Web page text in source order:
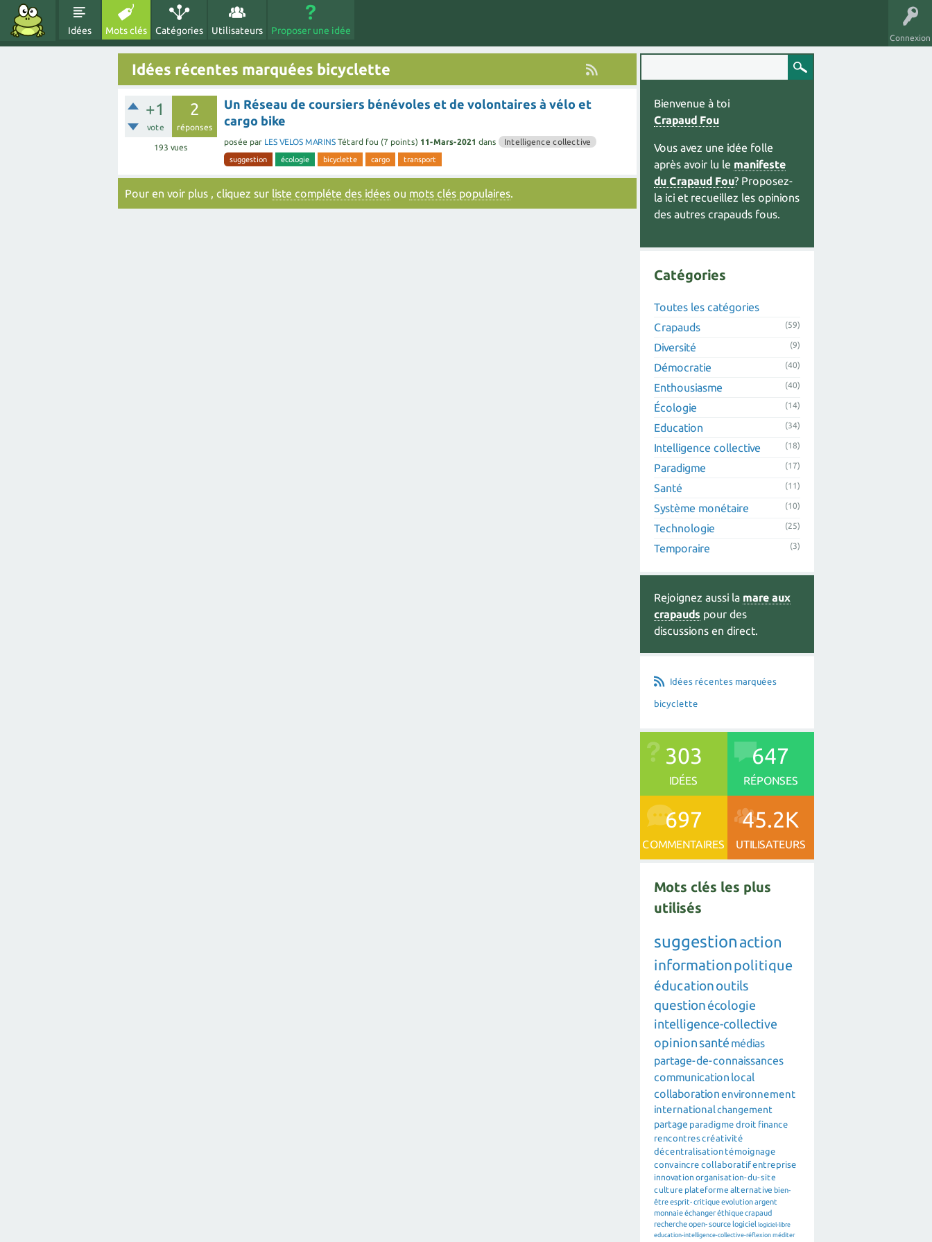
Connexion
Idées Mots clés Catégories Utilisateurs Proposer une idée
Idées récentes marquées bicyclette
+1
vote
2
réponses
193 vues
Un Réseau de coursiers bénévoles et de volontaires à vélo et
cargo bike
posée par LES VELOS MARINS Tétard fou (7 points) 11-Mars-2021 dans Intelligence collective
suggestion écologie bicyclette cargo transport
Pour en voir plus , cliquez sur liste compléte des idées ou mots clés populaires.
Bienvenue à toi
Crapaud Fou
Vous avez une idée folle
après avoir lu le manifeste
du Crapaud Fou? Proposez-
la ici et recueillez les opinions
des autres crapauds fous.
Catégories
Toutes les catégories
Crapauds
(59)
Diversité (9)
Démocratie (40)
Enthousiasme (40)
Écologie (14)
Education (34)
Intelligence collective (18)
Paradigme (17)
Santé (11)
Système monétaire (10)
Technologie (25)
Temporaire (3)
Rejoignez aussi la mare aux
crapauds pour des
discussions en direct.
Idées récentes marquées
bicyclette
303
IDÉES
647
RÉPONSES
697
COMMENTAIRES
45.2K
UTILISATEURS
Mots clés les plus
utilisés
suggestion action
informationpolitique
éducationoutils
question écologie
intelligence-collective
opinion santé médias
partage-de-connaissances
communication local
collaborationenvironnement
internationalchangement
partage paradigme droit finance
rencontrescréativité
décentralisation témoignage
convaincre collaboratifentreprise
innovation organisation-du-site
culture plateforme alternative bien-
êtreesprit-critiqueevolutionargent
monnaieéchangeréthiquecrapaud
rechercheopen-source logiciel logiciel-libre
education-intelligence-collective-réflexion méditer